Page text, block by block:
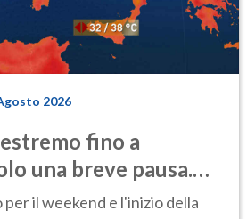
2026
fino a
una breve pausa.
il weekend e l'inizio della